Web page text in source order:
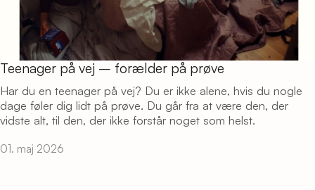
Teenager på vej – forælder på prøve
Har du en teenager på vej? Du er ikke alene, hvis du nogle
dage føler dig lidt på prøve. Du går fra at være den, der
vidste alt, til den, der ikke forstår noget som helst.
01. maj 2026